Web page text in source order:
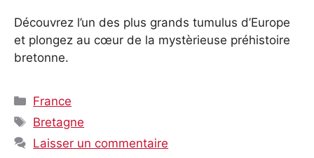
Découvrez l’un des plus grands tumulus d’Europe
et plongez au cœur de la mystèrieuse préhistoire
bretonne.
Catégories
France
Étiquettes
Bretagne
Laisser un commentaire